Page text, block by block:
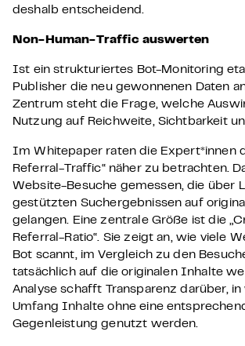
deshalb entscheidend.
Non-Human-Traffic auswerten
Ist ein strukturiertes Bot-Monitoring
Publisher die neu gewonnenen Daten
Zentrum steht die Frage, welche
Nutzung auf Reichweite, Sichtbarkeit
Im Whitepaper raten die Expert*innen
Referral-Traffic“ näher zu betrachten.
Website-Besuche gemessen, die über
gestützten Suchergebnissen auf
gelangen. Eine zentrale Größe ist die
Referral-Ratio“. Sie zeigt an, wie viele
Bot scannt, im Vergleich zu den
tatsächlich auf die originalen Inhalte
Analyse schafft Transparenz darüber,
Umfang Inhalte ohne eine
Gegenleistung genutzt werden.